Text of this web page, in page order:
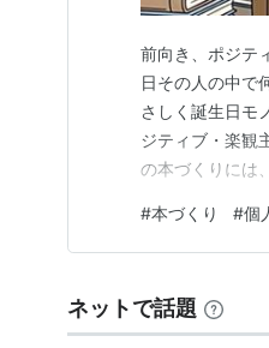
前向き、ポジテ
日その人の中で
さしく誕生日モ
ジティブ・楽観
の本づくりには
めたメモ、録音
く文体へと昇華
#本づくり #個
ネットで話題